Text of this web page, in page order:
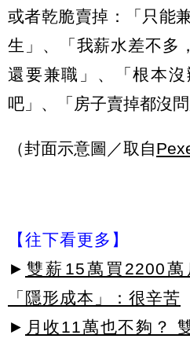
或者乾脆賣掉：「只能
生」、「我薪水差不多
還要兼職」、「根本
吧」、「房子賣掉都沒問
（封面示意圖／取自
【往下看更多】
► 雙薪15萬買2200
「隱形成本」：很辛苦
► 月收11萬也不夠？